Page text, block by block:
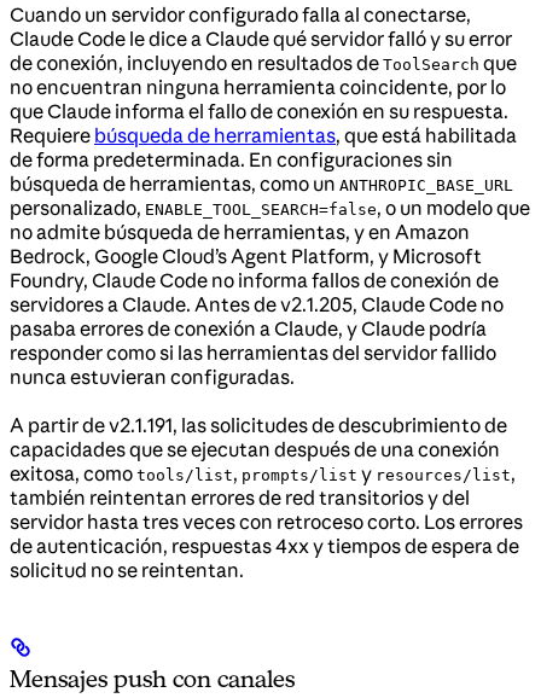
Cuando un servidor configurado falla al conectarse,
Claude Code le dice a Claude qué servidor falló y su error
de conexión, incluyendo en resultados de ToolSearch que
no encuentran ninguna herramienta coincidente, por lo
que Claude informa el fallo de conexión en su respuesta.
Requiere búsqueda de herramientas, que está habilitada
de forma predeterminada. En configuraciones sin
búsqueda de herramientas, como un ANTHROPIC_BASE_URL
personalizado, ENABLE_TOOL_SEARCH=false, o un modelo que
no admite búsqueda de herramientas, y en Amazon
Bedrock, Google Cloud’s Agent Platform, y Microsoft
Foundry, Claude Code no informa fallos de conexión de
servidores a Claude. Antes de v2.1.205, Claude Code no
pasaba errores de conexión a Claude, y Claude podría
responder como si las herramientas del servidor fallido
nunca estuvieran configuradas.
A partir de v2.1.191, las solicitudes de descubrimiento de
capacidades que se ejecutan después de una conexión
exitosa, como tools/list, prompts/list y resources/list,
también reintentan errores de red transitorios y del
servidor hasta tres veces con retroceso corto. Los errores
de autenticación, respuestas 4xx y tiempos de espera de
solicitud no se reintentan.
Mensajes push con canales